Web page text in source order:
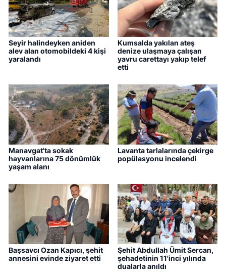
Seyir halindeyken aniden
alev alan otomobildeki 4 kişi
yaralandı
Kumsalda yakılan ateş
denize ulaşmaya çalışan
yavru carettayı yakıp telef
etti
Manavgat'ta sokak
hayvanlarına 75 dönümlük
yaşam alanı
Lavanta tarlalarında çekirge
popülasyonu incelendi
Başsavcı Ozan Kapıcı, şehit
annesini evinde ziyaret etti
Şehit Abdullah Ümit Sercan,
şehadetinin 11'inci yılında
dualarla anıldı